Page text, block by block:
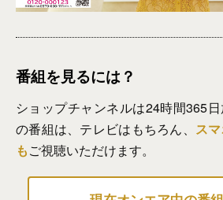
番組を見るには？
ショップチャンネルは24時間365
の番組は、テレビはもちろん、 ス
もご視聴いただけます。